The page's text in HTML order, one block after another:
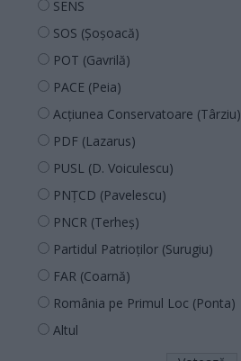
SENS
SOS (Șoșoacă)
POT (Gavrilă)
PACE (Peia)
Acțiunea Conservatoare (Târziu)
PDF (Lazarus)
PUSL (D. Voiculescu)
PNȚCD (Pavelescu)
PNCR (Terheș)
Partidul Patrioților (Surugiu)
FAR (Coarnă)
România pe Primul Loc (Ponta)
Altul